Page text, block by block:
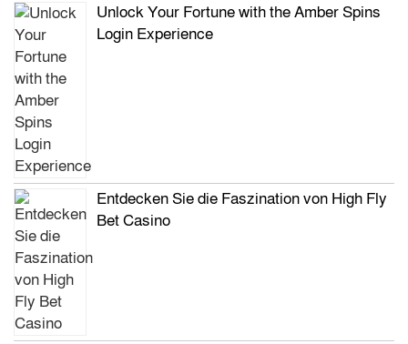
Unlock Your Fortune with the Amber Spins
Login Experience
Entdecken Sie die Faszination von High Fly
Bet Casino